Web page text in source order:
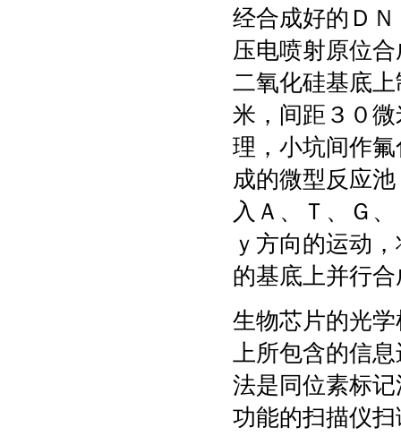
经合成好的Ｄ
压电喷射原位
二氧化硅基底
米，间距３０
理，小坑间作
成的微型反应
入Ａ、Ｔ、Ｇ
ｙ方向的运动
的基底上并行
生物芯片的光
上所包含的信
法是同位素标
功能的扫描仪